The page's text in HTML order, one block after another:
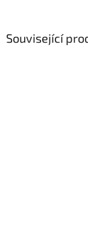
Související